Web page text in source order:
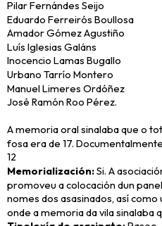
Pilar Fernándes Seijo
Eduardo Ferreirós Boullosa
Amador Gómez Agustiño
Luís Iglesias Galáns
Inocencio Lamas Bugallo
Urbano Tarrío Montero
Manuel Limeres Ordóñez
José Ramón Roo Pérez.
A memoria oral sinalaba que o
fosa era de 17.
12
Memorialización Si. A
promoveu a colocación dun
nomes dos asasinados, así
onde a memoria da vila sinalaba